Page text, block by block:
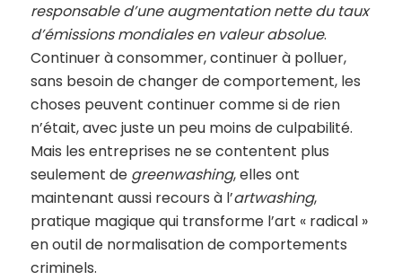
responsable d’une augmentation nette du taux
d’émissions mondiales en valeur absolue.
Continuer à consommer, continuer à polluer,
sans besoin de changer de comportement, les
choses peuvent continuer comme si de rien
n’était, avec juste un peu moins de culpabilité.
Mais les entreprises ne se contentent plus
seulement de greenwashing, elles ont
maintenant aussi recours à l’artwashing,
pratique magique qui transforme l’art « radical »
en outil de normalisation de comportements
criminels.